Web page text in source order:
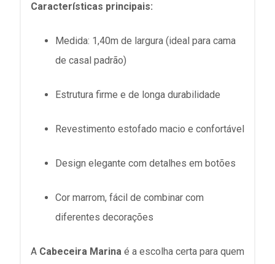
Características principais:
Medida: 1,40m de largura (ideal para cama
de casal padrão)
Estrutura firme e de longa durabilidade
Revestimento estofado macio e confortável
Design elegante com detalhes em botões
Cor marrom, fácil de combinar com
diferentes decorações
A Cabeceira Marina é a escolha certa para quem